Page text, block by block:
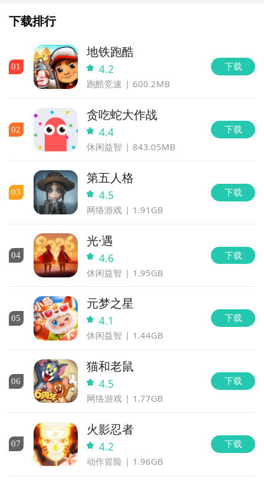
下载排行
01
地铁跑酷
4.2
跑酷竞速 600.2MB
下载
02
贪吃蛇大作战
4.4
休闲益智 843.05MB
下载
03
第五人格
4.5
网络游戏 1.91GB
下载
04
光·遇
4.6
休闲益智 1.95GB
下载
05
元梦之星
4.1
休闲益智 1.44GB
下载
06
猫和老鼠
4.5
网络游戏 1.77GB
下载
07
火影忍者
4.2
动作冒险 1.96GB
下载